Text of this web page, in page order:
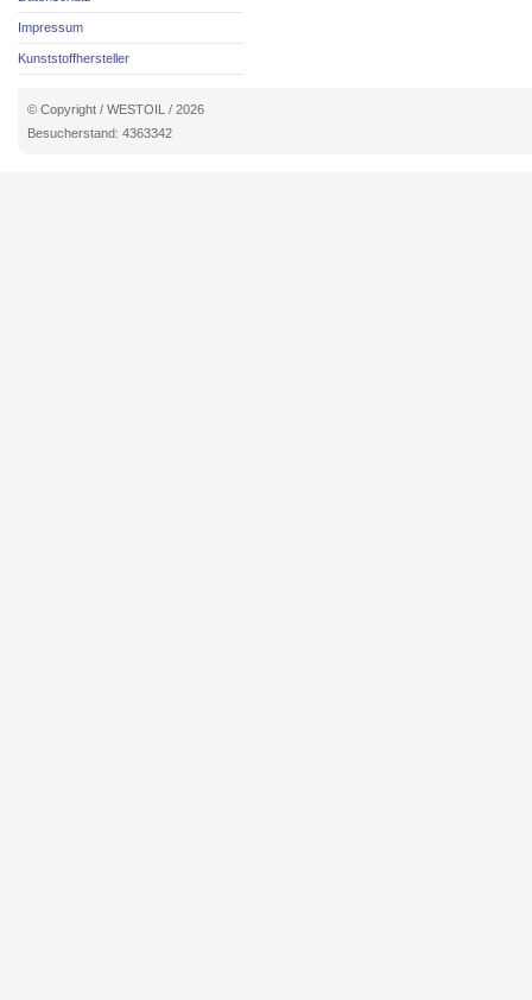
Impressum
Kunststoffhersteller
© Copyright / WESTOIL / 2026
Besucherstand: 4363342